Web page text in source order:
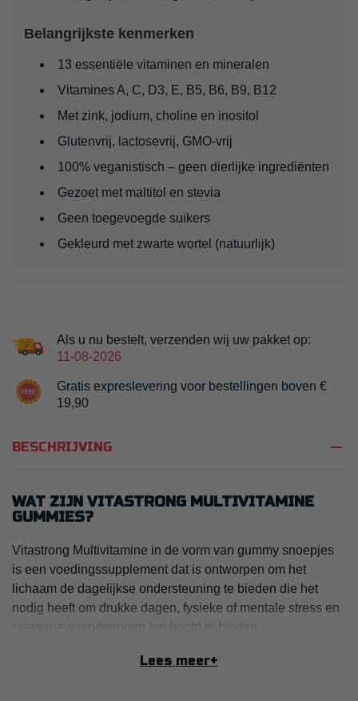
Belangrijkste kenmerken
13 essentiële vitaminen en mineralen
Vitamines A, C, D3, E, B5, B6, B9, B12
Met zink, jodium, choline en inositol
Glutenvrij, lactosevrij, GMO-vrij
100% veganistisch – geen dierlijke ingrediënten
Gezoet met maltitol en stevia
Geen toegevoegde suikers
Gekleurd met zwarte wortel (natuurlijk)
Als u nu bestelt, verzenden wij uw pakket op:
11-08-2026
Gratis expreslevering voor bestellingen boven €
19,90
BESCHRIJVING remove
WAT ZIJN VITASTRONG MULTIVITAMINE
GUMMIES?
Vitastrong Multivitamine in de vorm van gummy snoepjes
is een voedingssupplement dat is ontworpen om het
lichaam de dagelijkse ondersteuning te bieden die het
nodig heeft om drukke dagen, fysieke of mentale stress en
seizoensveranderingen het hoofd te bieden.
13 functionele actieve ingrediënten,
Lees meer+